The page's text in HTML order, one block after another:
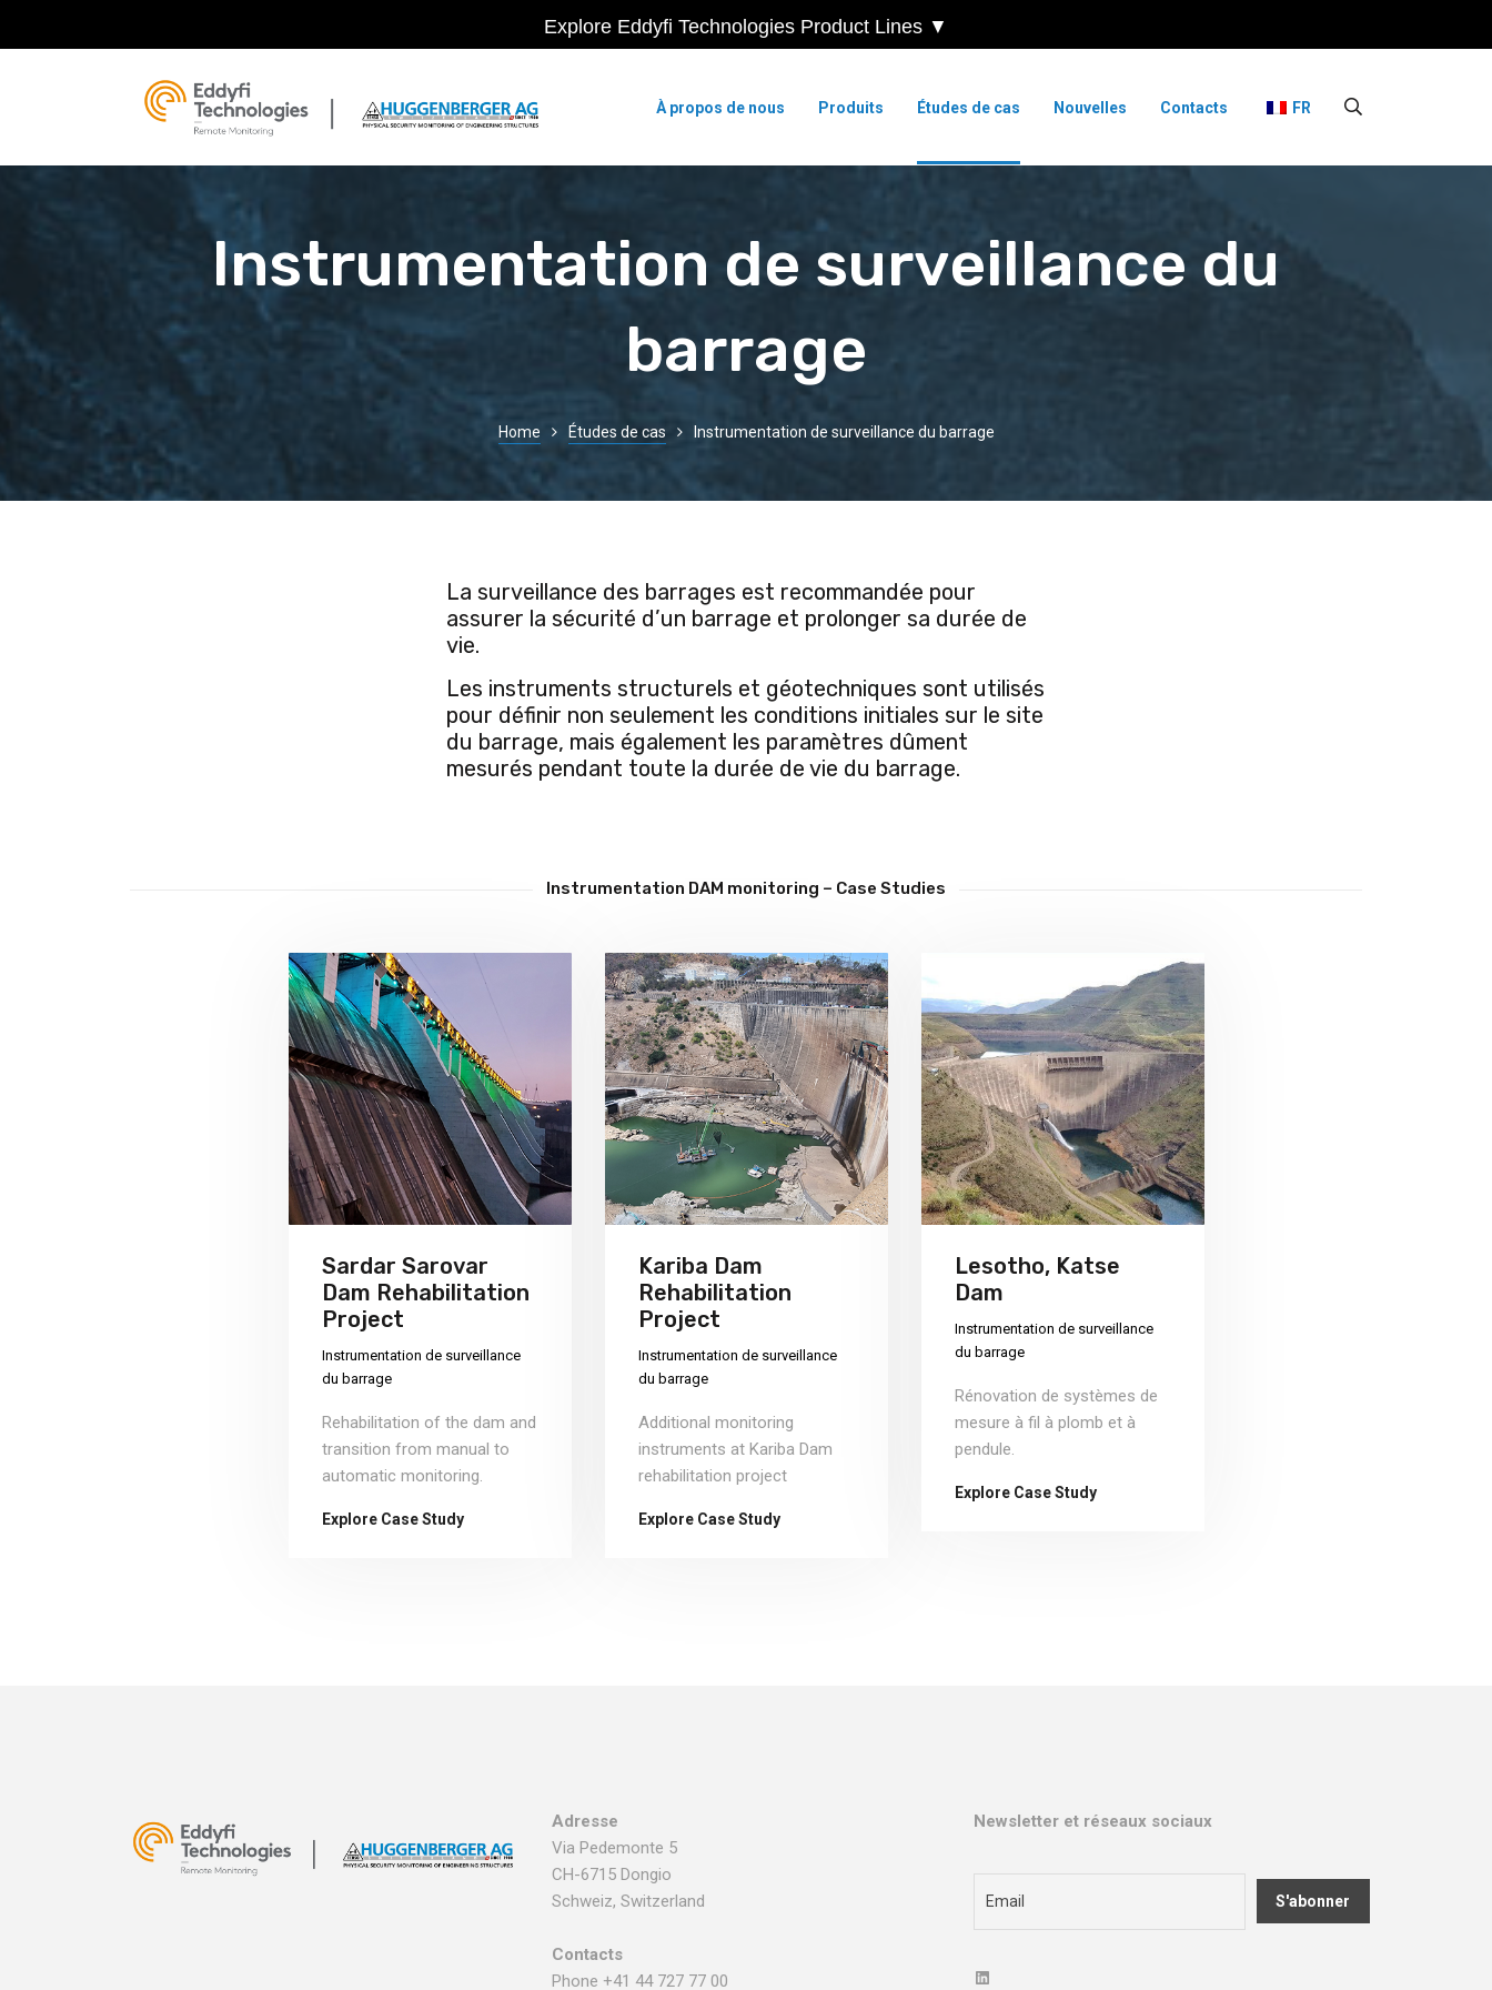
Explore Eddyfi Technologies Product Lines ▼
À propos de nous Produits Études de cas Nouvelles Contacts FR
Instrumentation de surveillance du
barrage
Home Études de cas Instrumentation de surveillance du barrage
La surveillance des barrages est recommandée pour
assurer la sécurité d’un barrage et prolonger sa durée de
vie.
Les instruments structurels et géotechniques sont utilisés
pour définir non seulement les conditions initiales sur le site
du barrage, mais également les paramètres dûment
mesurés pendant toute la durée de vie du barrage.
Instrumentation DAM monitoring – Case Studies
Sardar Sarovar
Dam Rehabilitation
Project
Instrumentation de surveillance
du barrage
Rehabilitation of the dam and
transition from manual to
automatic monitoring.
Explore Case Study
Kariba Dam
Rehabilitation
Project
Instrumentation de surveillance
du barrage
Additional monitoring
instruments at Kariba Dam
rehabilitation project
Explore Case Study
Lesotho, Katse
Dam
Instrumentation de surveillance
du barrage
Rénovation de systèmes de
mesure à fil à plomb et à
pendule.
Explore Case Study
Adresse
Via Pedemonte 5
CH-6715 Dongio
Schweiz, Switzerland
Contacts
Phone +41 44 727 77 00
Newsletter et réseaux sociaux